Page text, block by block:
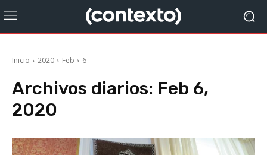
Inicio 2020 Feb 6
Archivos diarios: Feb 6,
2020